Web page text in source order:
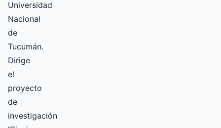
Universidad
Nacional
de
Tucumán.
Dirige
el
proyecto
de
investigación